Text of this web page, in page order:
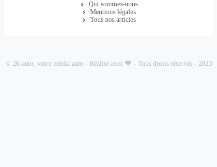
Qui sommes-nous
Mentions légales
Tous nos articles
© 26-auto, votre média auto - Réalisé avec 🧡 - Tous droits réservés - 2023